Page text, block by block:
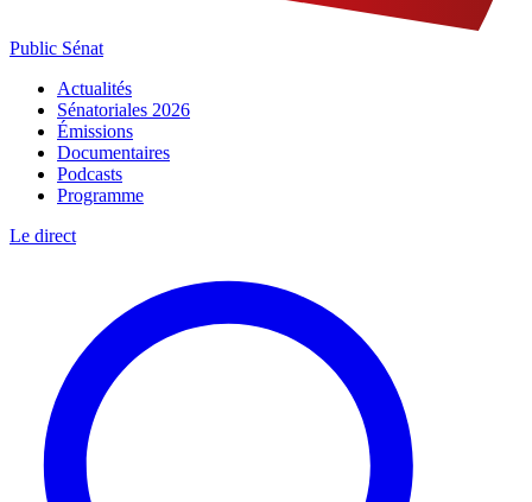
Public Sénat
Actualités
Sénatoriales 2026
Émissions
Documentaires
Podcasts
Programme
Le direct